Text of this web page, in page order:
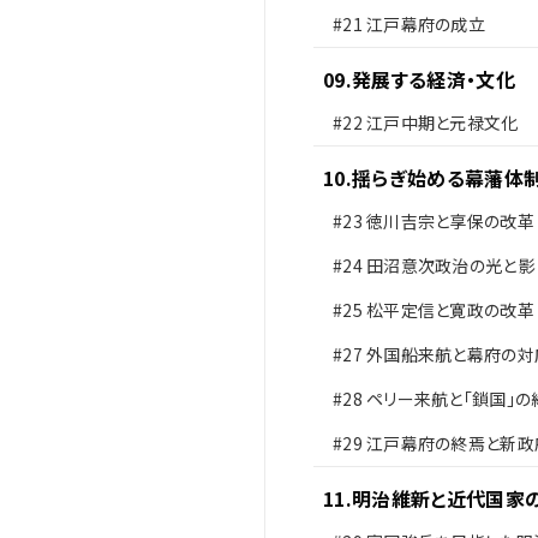
#21 江戸幕府の成立
09.発展する経済・文化
#22 江戸中期と元禄文化
10.揺らぎ始める幕藩体
#23 徳川吉宗と享保の改革
#24 田沼意次政治の光と影
#25 松平定信と寛政の改革
#27 外国船来航と幕府の
#28 ペリー来航と「鎖国」
#29 江戸幕府の終焉と新政
足
11.明治維新と近代国家